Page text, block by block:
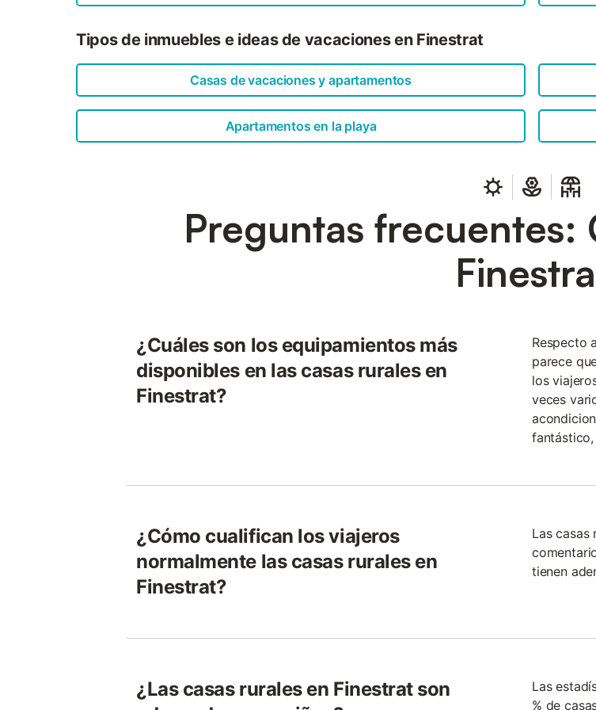
Tipos de inmuebles e ideas de vacaciones en Finestrat
Casas de vacaciones y apartamentos
Apartamentos en la playa
Preguntas frecuentes:
¿Cuáles son los equipamientos más
disponibles en las casas rurales en
Finestrat?
Respecto
parece
los
veces
¿Cómo cualifican los viajeros
normalmente las casas rurales en
Finestrat?
Las casas
tienen
¿Las casas rurales en Finestrat son
Las
% de